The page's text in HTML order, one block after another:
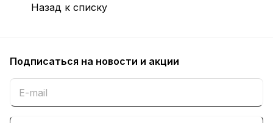
Назад к списку
Подписаться на новости и акции